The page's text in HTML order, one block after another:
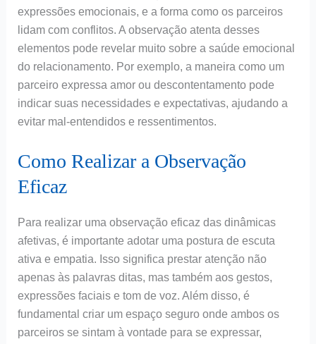
expressões emocionais, e a forma como os parceiros
lidam com conflitos. A observação atenta desses
elementos pode revelar muito sobre a saúde emocional
do relacionamento. Por exemplo, a maneira como um
parceiro expressa amor ou descontentamento pode
indicar suas necessidades e expectativas, ajudando a
evitar mal-entendidos e ressentimentos.
Como Realizar a Observação
Eficaz
Para realizar uma observação eficaz das dinâmicas
afetivas, é importante adotar uma postura de escuta
ativa e empatia. Isso significa prestar atenção não
apenas às palavras ditas, mas também aos gestos,
expressões faciais e tom de voz. Além disso, é
fundamental criar um espaço seguro onde ambos os
parceiros se sintam à vontade para se expressar,